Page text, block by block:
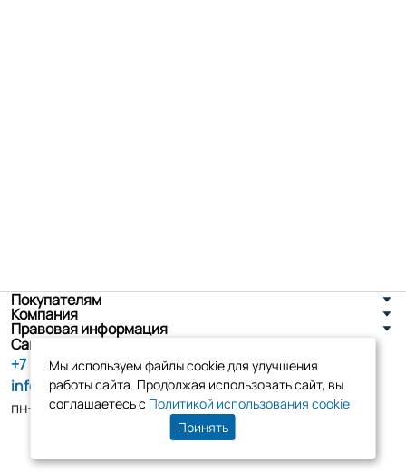
Покупателям
Компания
Правовая информация
Санкт-Петербург, ул. Новоселов д. 8
+7 (800) 555-86-90
info@tk-elko.ru
пн-пт, 10:00 - 18:00
Мы используем файлы cookie для улучшения
работы сайта. Продолжая использовать сайт, вы
соглашаетесь с Политикой использования cookie
Принять